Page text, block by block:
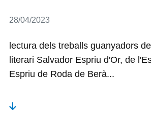
Detalls
28/04/2023
lectura dels treballs guanyadors
literari Salvador Espriu d'Or, de
Espriu de Roda de Berà...